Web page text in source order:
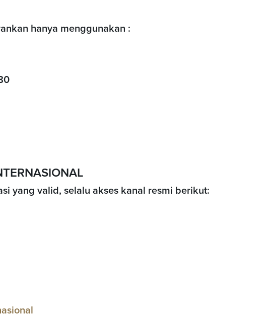
hanya menggunakan :
yang valid, selalu akses kanal resmi berikut: